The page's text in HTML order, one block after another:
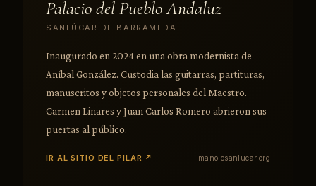
Palacio del Pueblo Andaluz
SANLÚCAR DE BARRAMEDA
Inaugurado en 2024 en una obra modernista de
Aníbal González. Custodia las guitarras, partituras,
manuscritos y objetos personales del Maestro.
Carmen Linares y Juan Carlos Romero abrieron sus
puertas al público.
IR AL SITIO DEL PILAR ↗ manolosanlucar.org